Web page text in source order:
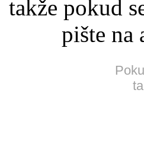
takže pokud
pište na